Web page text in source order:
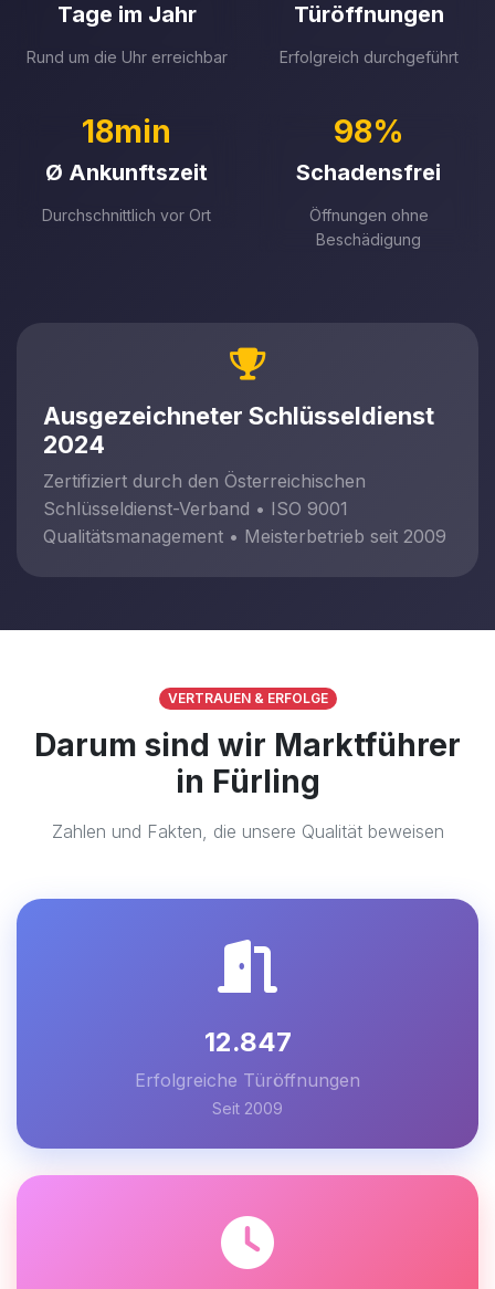
Tage im Jahr
Rund um die Uhr erreichbar
Türöffnungen
Erfolgreich durchgeführt
18min
Ø Ankunftszeit
Durchschnittlich vor Ort
98%
Schadensfrei
Öffnungen ohne
Beschädigung
Ausgezeichneter Schlüsseldienst
2024
Zertifiziert durch den Österreichischen
Schlüsseldienst-Verband • ISO 9001
Qualitätsmanagement • Meisterbetrieb seit 2009
VERTRAUEN & ERFOLGE
Darum sind wir Marktführer
in Fürling
Zahlen und Fakten, die unsere Qualität beweisen
12.847
Erfolgreiche Türöffnungen
Seit 2009